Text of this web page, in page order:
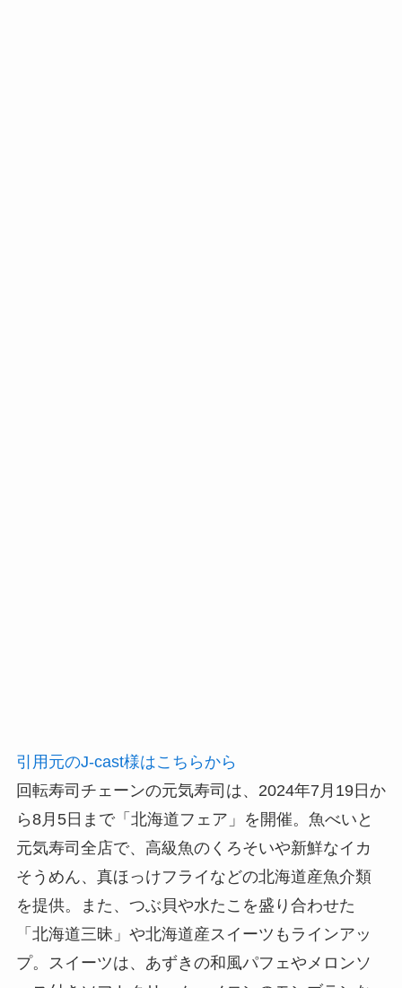
引用元のJ-cast様はこちらから
回転寿司チェーンの元気寿司は、2024年7月19日か
ら8月5日まで「北海道フェア」を開催。魚べいと
元気寿司全店で、高級魚のくろそいや新鮮なイカ
そうめん、真ほっけフライなどの北海道産魚介類
を提供。また、つぶ貝や水たこを盛り合わせた
「北海道三昧」や北海道産スイーツもラインアッ
プ。スイーツは、あずきの和風パフェやメロンソ